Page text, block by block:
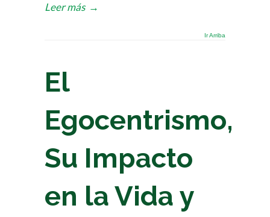
Leer más →
Ir Arriba
El
Egocentrismo,
Su Impacto
en la Vida y